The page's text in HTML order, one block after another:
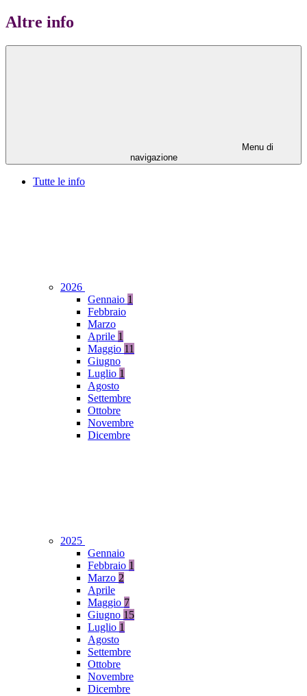
Altre info
Menu di
navigazione
Tutte le info
2026
Gennaio 1
Febbraio
Marzo
Aprile 1
Maggio 11
Giugno
Luglio 1
Agosto
Settembre
Ottobre
Novembre
Dicembre
2025
Gennaio
Febbraio 1
Marzo 2
Aprile
Maggio 7
Giugno 15
Luglio 1
Agosto
Settembre
Ottobre
Novembre
Dicembre